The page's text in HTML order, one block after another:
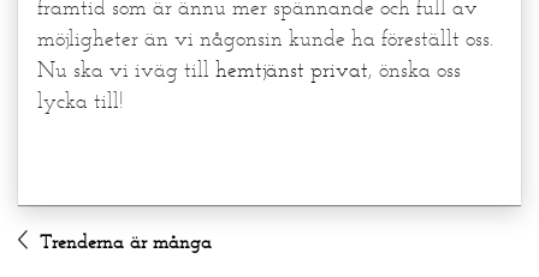
framtid som är ännu mer spännande och full av
möjligheter än vi någonsin kunde ha föreställt oss.
Nu ska vi iväg till hemtjänst privat, önska oss
lycka till!
Trenderna är många